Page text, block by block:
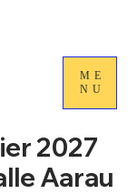
ME
NU
2027
Aarau